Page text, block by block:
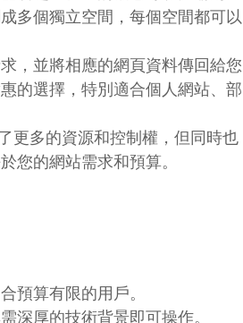
多個獨立空間，每個空間都可以
，並將相應的網頁資料傳回給您
的選擇，特別適合個人網站、部
更多的資源和控制權，但同時也
您的網站需求和預算。
預算有限的用戶。
深厚的技術背景即可操作。